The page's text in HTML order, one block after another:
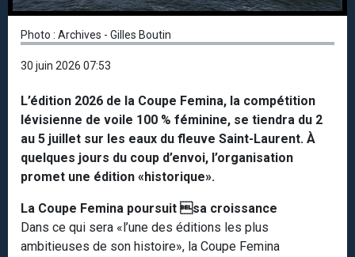
Photo : Archives - Gilles Boutin
30 juin 2026 07:53
L’édition 2026 de la Coupe Femina, la compétition
lévisienne de voile 100 % féminine, se tiendra du 2
au 5 juillet sur les eaux du fleuve Saint-Laurent. À
quelques jours du coup d’envoi, l’organisation
promet une édition «historique».
La Coupe Femina poursuit sa croissance
Dans ce qui sera «l’une des éditions les plus
ambitieuses de son histoire», la Coupe Femina